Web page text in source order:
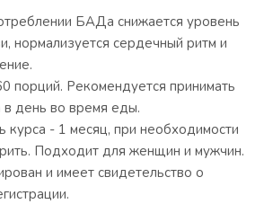
БАДа снижается уровень
нормализуется сердечный ритм и
порций. Рекомендуется принимать
в день во время еды.
курса - 1 месяц, при необходимости
Подходит для женщин и мужчин.
и имеет свидетельство о